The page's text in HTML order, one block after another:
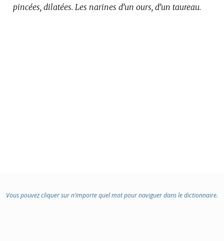
pincées, dilatées. Les narines d’un ours, d’un taureau.
Vous pouvez cliquer sur n’importe quel mot pour naviguer dans le dictionnaire.